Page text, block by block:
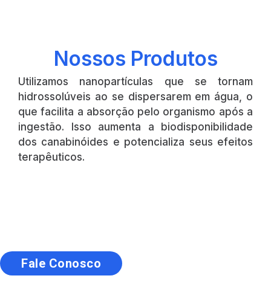
Nossos Produtos
Utilizamos nanopartículas que se tornam
hidrossolúveis ao se dispersarem em água, o
que facilita a absorção pelo organismo após a
ingestão. Isso aumenta a biodisponibilidade
dos canabinóides e potencializa seus efeitos
terapêuticos.
Fale Conosco